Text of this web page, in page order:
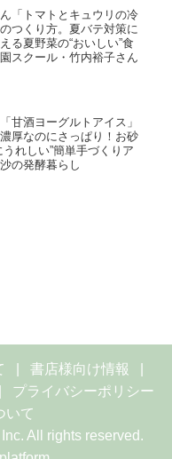
「トマトとキュウリの冷
つくり方。夏バテ対策に
る夏野菜の“おいしい”食
スクール・竹内裕子さん
甘酒ヨーグルトアイス」
厚なのにさっぱり！お砂
うれしい”簡単手づくりア
の発酵暮らし
書店様向け情報
プライバシーポリシー
いて
All rights reserved.